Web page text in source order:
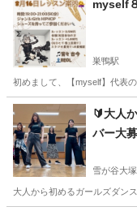
myself
巣鴨駅
初めまして、【myself】代表
東京 文京区 巣鴨駅
🔰大人
バー大
雪が谷大
大人から初めるガールズダン